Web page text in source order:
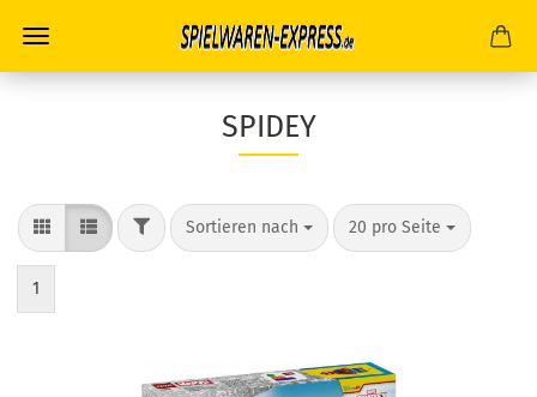
SPIDEY
FILTERSortieren nach
Sortieren nach 20 pro Seite
pro Seite
1